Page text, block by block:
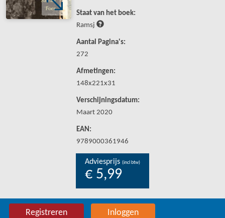
Staat van het boek:
Ramsj
Aantal Pagina's:
272
Afmetingen:
148x221x31
Verschijningsdatum:
Maart 2020
EAN:
9789000361946
Adviesprijs (incl btw)
€ 5,99
Registreren Inloggen